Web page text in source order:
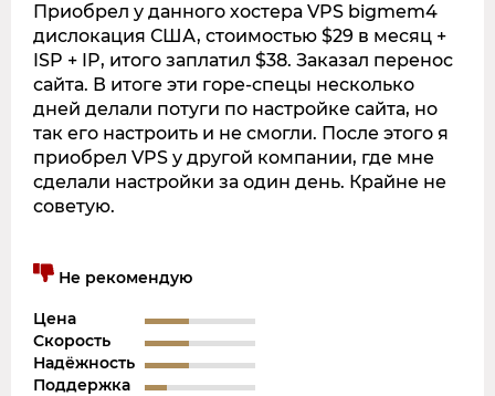
Приобрел у данного хостера VPS bigmem4
дислокация США, стоимостью $29 в месяц +
ISP + IP, итого заплатил $38. Заказал перенос
сайта. В итоге эти горе-спецы несколько
дней делали потуги по настройке сайта, но
так его настроить и не смогли. После этого я
приобрел VPS у другой компании, где мне
сделали настройки за один день. Крайне не
советую.
Не рекомендую
Цена
Скорость
Надёжность
Поддержка